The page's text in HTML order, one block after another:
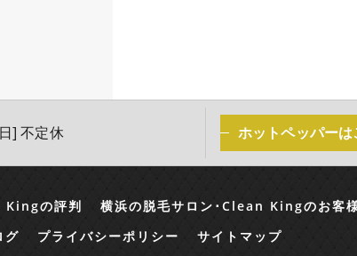
] 不定休 ホットペッパーは
Kingの評判 横浜の脱毛サロン･Clean Kingのお客
グ プライバシーポリシー サイトマップ